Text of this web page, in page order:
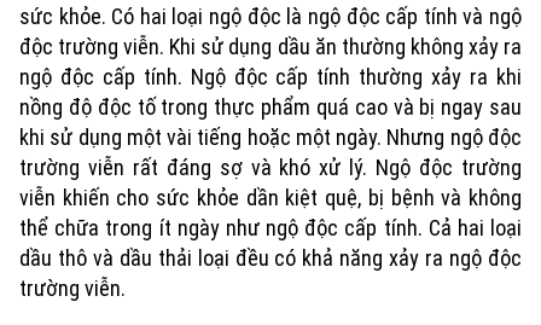
sức khỏe. Có hai loại ngộ độc là ngộ độc cấp tính và ngộ
độc trường viễn. Khi sử dụng dầu ăn thường không xảy ra
ngộ độc cấp tính. Ngộ độc cấp tính thường xảy ra khi
nồng độ độc tố trong thực phẩm quá cao và bị ngay sau
khi sử dụng một vài tiếng hoặc một ngày. Nhưng ngộ độc
trường viễn rất đáng sợ và khó xử lý. Ngộ độc trường
viễn khiến cho sức khỏe dần kiệt quệ, bị bệnh và không
thể chữa trong ít ngày như ngộ độc cấp tính. Cả hai loại
dầu thô và dầu thải loại đều có khả năng xảy ra ngộ độc
trường viễn.